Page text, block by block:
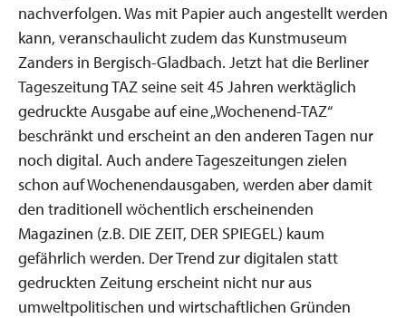
nachverfolgen. Was mit Papier auch angestellt werden
kann, veranschaulicht zudem das Kunstmuseum
Zanders in Bergisch-Gladbach. Jetzt hat die Berliner
Tageszeitung TAZ seine seit 45 Jahren werktäglich
gedruckte Ausgabe auf eine „Wochenend-TAZ“
beschränkt und erscheint an den anderen Tagen nur
noch digital. Auch andere Tageszeitungen zielen
schon auf Wochenendausgaben, werden aber damit
den traditionell wöchentlich erscheinenden
Magazinen (z.B. DIE ZEIT, DER SPIEGEL) kaum
gefährlich werden. Der Trend zur digitalen statt
gedruckten Zeitung erscheint nicht nur aus
umweltpolitischen und wirtschaftlichen Gründen